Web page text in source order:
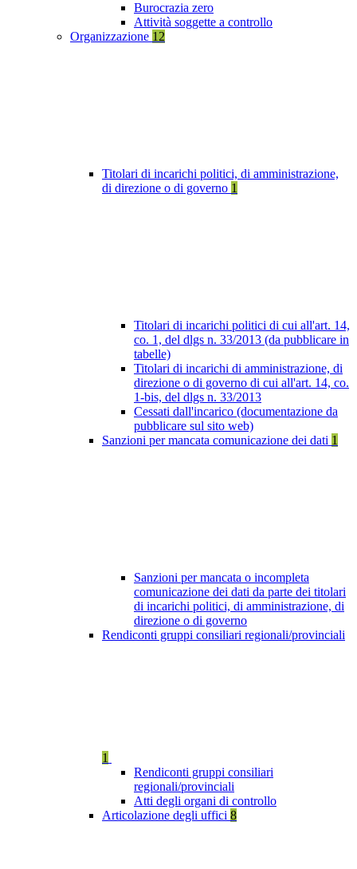
Burocrazia zero
Attività soggette a controllo
Organizzazione 12
Titolari di incarichi politici, di amministrazione,
di direzione o di governo 1
Titolari di incarichi politici di cui all'art. 14,
co. 1, del dlgs n. 33/2013 (da pubblicare in
tabelle)
Titolari di incarichi di amministrazione, di
direzione o di governo di cui all'art. 14, co.
1-bis, del dlgs n. 33/2013
Cessati dall'incarico (documentazione da
pubblicare sul sito web)
Sanzioni per mancata comunicazione dei dati 1
Sanzioni per mancata o incompleta
comunicazione dei dati da parte dei titolari
di incarichi politici, di amministrazione, di
direzione o di governo
Rendiconti gruppi consiliari regionali/provinciali
1
Rendiconti gruppi consiliari
regionali/provinciali
Atti degli organi di controllo
Articolazione degli uffici 8